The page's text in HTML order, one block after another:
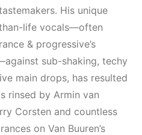
İzmir ‘in Yeni
Elektronik Müzik
Mekanı : CAVE
HEMEN İNCELE
His unique
life vocals—often
& progressive’s
sub-shaking, techy
main drops, has resulted
rinsed by Armin van
Corsten and countless
on Van Buuren’s